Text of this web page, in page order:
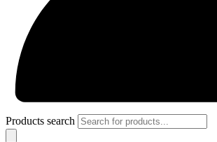
Products search